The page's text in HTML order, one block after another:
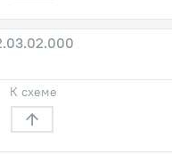
К схеме